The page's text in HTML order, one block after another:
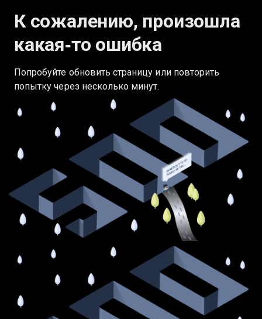
К сожалению, произошла
какая‑то ошибка
Попробуйте обновить страницу или повторить
попытку через несколько минут.